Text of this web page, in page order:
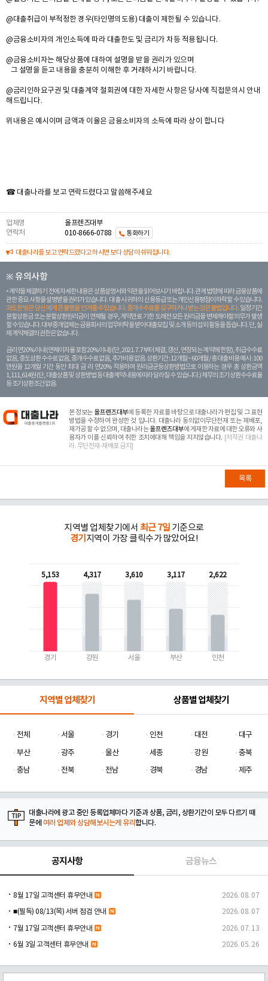
@대출취급이 부적정한 경우(타인명의도용) 대출이 제한될 수 있습니다.
@금융소비자의 개인소득에 따라 대출한도 및 금리가 차등 적용됩니다.
@금융소비자는 해당상품에 대하여 설명을 받을 권리가 있으며
그 설명을 듣고 내용을 충분히 이해한 후 거래하시기 바랍니다.
@금리인하요구권 및 대출계약 철회권에 대한 자세한 사항은 당사에 직접문의시 안내
해드립니다.
위내용은 예시이며 금액과 이율은 금융소비자의 소득에 따라 상이 합니다
☎ 대출나라를 보고 연락드렸다고 말씀해주세요
업체명
올프렌즈대부
연락처
010-8666-0788 통화하기
대출나라를 보고 연락드렸다고 하시면 보다 상담이 쉬워집니다.
※ 유의사항
계약을 체결하기 전에 자세한 내용은 상품설명서와 약관을 읽어보시기 바랍니다. 관계 법령에 따라 금융상품에
관한 중요 사항을 설명받을 권리가 있습니다. 대 출 시 귀하의 신용등급 또는 개인신용평점이 하락할 수 있습니다.
과도한 빚은 당신 에게 큰 불행을 안겨줄 수 있습니다. 중개수수료를 요구하거나 받는 것은 불법입니다. 일정 기간
분할상환금 또는 분할상환원리금이 연체될 경우, 계약만료 기한 도래전 모든 원리금을 변제해야할 의무가 발생
할 수 있습니다. 대부중개업체는 금융회사의 업무위탁을 받아 대출모집 및 소개 등의 섭외 활동을 돕습니다. 단, 실
제 계약체결의 권한은 없습니다.
금리 연20% 이내 (연체이자율 포함 20% 이내) (단, 2021. 7. 7부터 체결, 갱신, 연장되는 계 약에 한함), 취급수수료
없음, 중도상환 수수료 없음, 중개수수료 없음, 추가비용 없음. 상환기간 : 12개월 ~ 60개월 / 총 대출 비용 예시 : 100
만원을 12개월 기간 동안 최대 금 리 연20% 적용하여 원리금균등상환방법으로 이용하는 경우 총 상환금액
1,111,614원 (단, 대출상품 및 상환방법 등 대출계약 내용에 따라 달라질 수 있습니다.) 채무의 조기 상환수수료율
등 조기상환조건 없음.
본 정보는 올프렌즈대부에 등록한 자료를 바탕으로 대출나라가 편집 및 그 표현
방법을 수정하여 완성한 것 입니다. 대출나라 동의없이무단전재 또는 재배포,
재가공 할 수 없으며, 대출나라는올프렌즈대부에 게재한 자료에 대한 오류와 사
용자가 이를 신뢰하여 취한 조치에대해 책임을 지지않습니다. [저작권 대출나
라. 무단전재-재배포 금지]
목록
지역별 업체찾기에서 최근 7일 기준으로
경기 지역이 가장 클릭수가 많았어요!
5,153
경기
4,317
강원
3,610
서울
3,117
부산
2,622
인천
지역별 업체찾기 상품별 업체찾기
전체 서울 경기 인천 대전
대구
부산
광주 울산 세종 강원
충북
충남
전북 전남 경북 경남 제주
대출나라에 광고 중인 등록업체마다 기준과 상품, 금리, 상환기간이 모두 다르기 때
문에 여러 업체와 상담해보시는게 유리합니다.
공지사항 금융뉴스
8월 17일 고객센터 휴무안내 2026. 08. 07
■(필독) 08/13(목) 서버 점검 안내 2026. 08. 07
7월 17일 고객센터 휴무안내 2026. 07. 13
6월 3일 고객센터 휴무안내 2026. 05. 26